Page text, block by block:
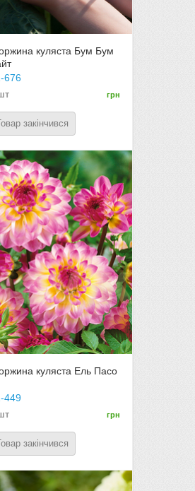
куляста Бум Бум
676
грн
закінчився
куляста Ель Пасо
449
грн
закінчився